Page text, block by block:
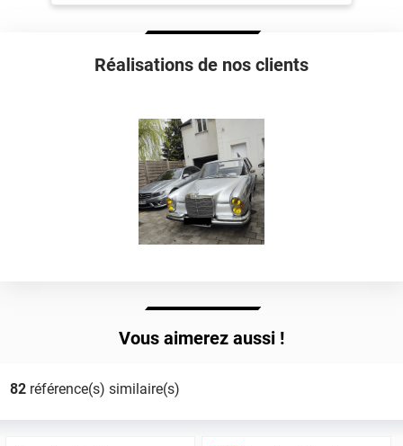
Réalisations de nos clients
Vous aimerez aussi !
82référence(s) similaire(s)